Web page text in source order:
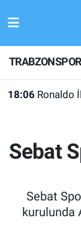
TRABZONSPOR
18:06 Ronaldo
Sebat
Sebat
kurulunda
KULİS
1461
Hava
Trafik
Son
Haber